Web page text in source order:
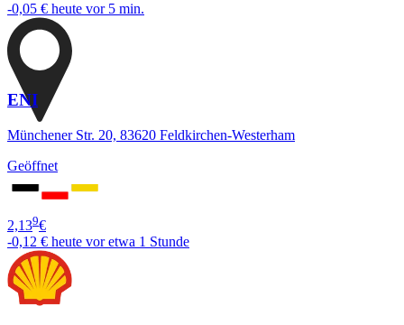
-0,05 € heute vor 5 min.
ENI
Münchener Str. 20, 83620 Feldkirchen-Westerham
Geöffnet
2,139€
-0,12 € heute vor etwa 1 Stunde